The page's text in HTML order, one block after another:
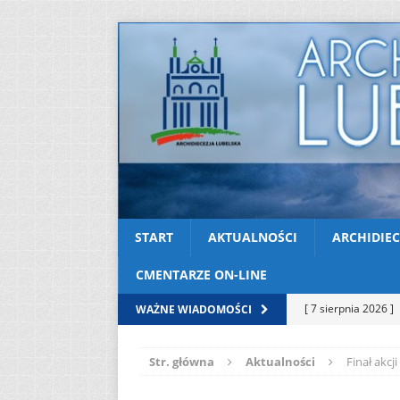
START AKTUALNOŚCI
CMENTARZE ON-LINE
WAŻNE WIADOMOŚCI [ 7 sierpnia 2026 ]
[ 7 sierpnia 2026 ]
Str. główna Aktualności Finał